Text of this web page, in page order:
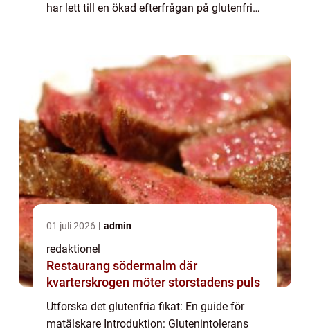
har lett till en ökad efterfrågan på glutenfria
01 juli 2026 admin
redaktionel
Restaurang södermalm där
kvarterskrogen möter storstadens puls
Utforska det glutenfria fikat: En guide för
matälskare Introduktion: Glutenintolerans